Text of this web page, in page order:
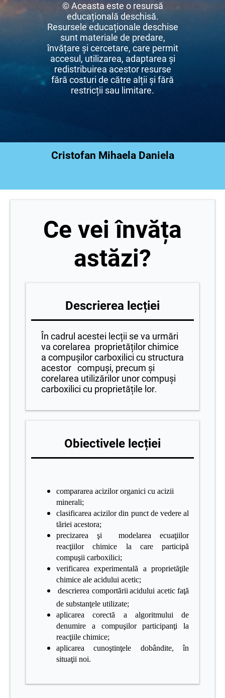
© Aceasta este o resursă
educațională deschisă.
Resursele educaționale deschise
sunt materiale de predare,
învățare și cercetare, care permit
accesul, utilizarea, adaptarea și
redistribuirea acestor resurse
fără costuri de către alții și fără
restricții sau limitare.
Cristofan Mihaela Daniela
Ce vei învăța
astăzi?
Descrierea lecției
În cadrul acestei lecții se va urmări
va corelarea proprietăților chimice
a compușilor carboxilici cu structura
acestor compuși, precum și
corelarea utilizărilor unor compuși
carboxilici cu proprietățile lor.
Obiectivele lecției
compararea acizilor organici cu acizii
minerali;
clasificarea acizilor din punct de vedere al
tăriei acestora;
precizarea şi modelarea ecuaţiilor
reacţiilor chimice la care participă
compuşii carboxilici;
verificarea experimentală a proprietăţile
chimice ale acidului acetic;
descrierea comportării acidului acetic faţă
de substanţele utilizate;
aplicarea corectă a algoritmului de
denumire a compuşilor participanţi la
reacţiile chimice;
aplicarea cunoştinţele dobândite, în
situaţii noi.